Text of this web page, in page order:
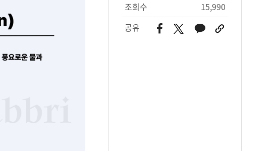
조회수
15,990
공유